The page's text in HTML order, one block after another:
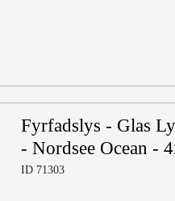
Fyrfadslys - Glas
- Nordsee Ocean -
ID 71303